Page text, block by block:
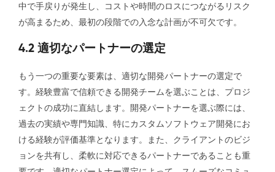
中で手戻りが発生し、コストや時間のロスにつながるリスク
が高まるため、最初の段階での入念な計画が不可欠です。
4.2 適切なパートナーの選定
もう一つの重要な要素は、適切な開発パートナーの選定で
す。経験豊富で信頼できる開発チームを選ぶことは、プロジ
ェクトの成功に直結します。開発パートナーを選ぶ際には、
過去の実績や専門知識、特にカスタムソフトウェア開発にお
ける経験が評価基準となります。また、クライアントのビジ
ョンを共有し、柔軟に対応できるパートナーであることも重